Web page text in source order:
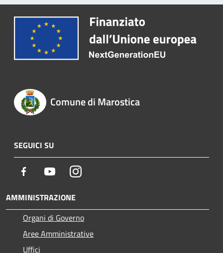
Comune di Marostica
SEGUICI SU
Facebook YoutubeInstagram
AMMINISTRAZIONE
Organi di Governo
Aree Amministrative
Uffici